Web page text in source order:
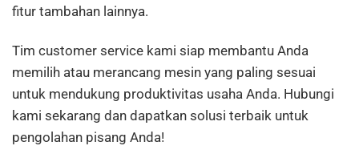
fitur tambahan lainnya.
Tim customer service kami siap membantu Anda
memilih atau merancang mesin yang paling sesuai
untuk mendukung produktivitas usaha Anda. Hubungi
kami sekarang dan dapatkan solusi terbaik untuk
pengolahan pisang Anda!